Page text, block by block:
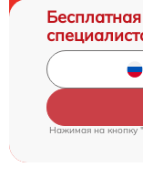
Нажимая на кнопку